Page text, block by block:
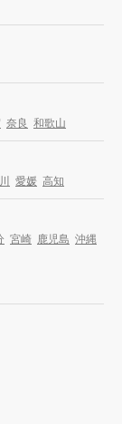
奈良 和歌山
愛媛 高知
宮崎 鹿児島 沖縄